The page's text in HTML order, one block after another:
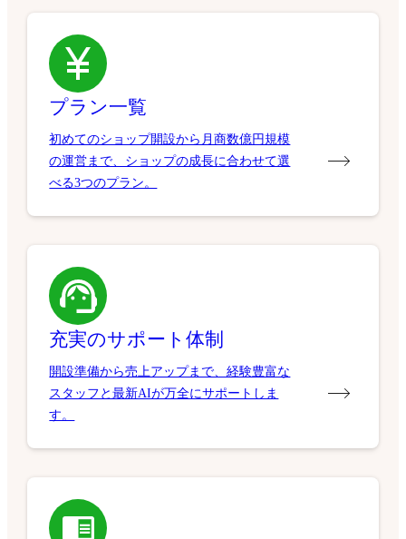
プラン一覧
初めてのショップ開設から月商数億円規模
の運営まで、ショップの成長に合わせて選
べる3つのプラン。
充実のサポート体制
開設準備から売上アップまで、経験豊富な
スタッフと最新AIが万全にサポートしま
す。